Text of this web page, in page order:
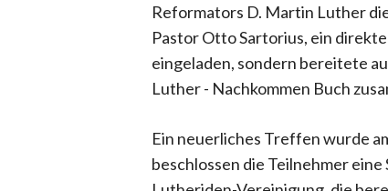
Reformators D. Martin Luther
Pastor Otto Sartorius, ein
eingeladen, sondern bereitete
Luther - Nachkommen Buch
Ein neuerliches Treffen wurde
beschlossen die Teilnehmer